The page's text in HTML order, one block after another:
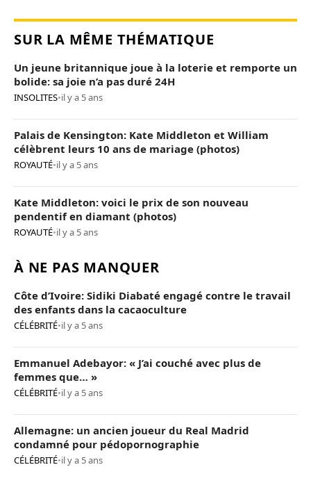
SUR LA MÊME THÉMATIQUE
Un jeune britannique joue à la loterie et remporte un
bolide: sa joie n’a pas duré 24H
INSOLITES•il y a 5 ans
Palais de Kensington: Kate Middleton et William
célèbrent leurs 10 ans de mariage (photos)
ROYAUTÉ•il y a 5 ans
Kate Middleton: voici le prix de son nouveau
pendentif en diamant (photos)
ROYAUTÉ•il y a 5 ans
À NE PAS MANQUER
Côte d’Ivoire: Sidiki Diabaté engagé contre le travail
des enfants dans la cacaoculture
CÉLÉBRITÉ•il y a 5 ans
Emmanuel Adebayor: « J’ai couché avec plus de
femmes que… »
CÉLÉBRITÉ•il y a 5 ans
Allemagne: un ancien joueur du Real Madrid
condamné pour pédopornographie
CÉLÉBRITÉ•il y a 5 ans